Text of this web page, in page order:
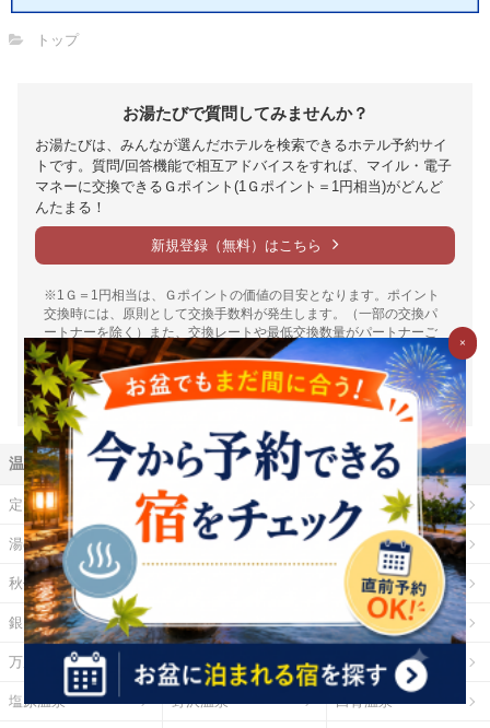
トップ
お湯たびで質問してみませんか？
お湯たびは、みんなが選んだホテルを検索できるホテル予約サイ
トです。質問/回答機能で相互アドバイスをすれば、マイル・電子
マネーに交換できるＧポイント(1Ｇポイント＝1円相当)がどんど
んたまる！
新規登録（無料）はこちら
※1Ｇ＝1円相当は、Ｇポイントの価値の目安となります。ポイント
交換時には、原則として交換手数料が発生します。（一部の交換パ
ートナーを除く）また、交換レートや最低交換数量がパートナーご
とに設定されているため、実質的には1円相当を下回ります。（一部
下回らない場合もございます）詳細は各パートナー毎の交換詳細ペ
ージをご確認ください。
温泉地から探す
定山渓温泉 登別温泉 十勝川温泉
湯の川温泉（北海道） 乳頭温泉 鳴子温泉
秋保温泉 蔵王温泉
銀山温泉 草津温泉 伊香保温泉
万座温泉 四万温泉 鬼怒川温泉
塩原温泉 野沢温泉 白骨温泉
×